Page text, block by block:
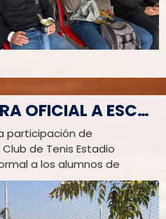
ENTREGA DE POLERA OFICIAL A ESCUELAS 2025
participación de
de Tenis Estadio
a los alumnos de
la polera oficial para los
los días sábado y
horarios AM.